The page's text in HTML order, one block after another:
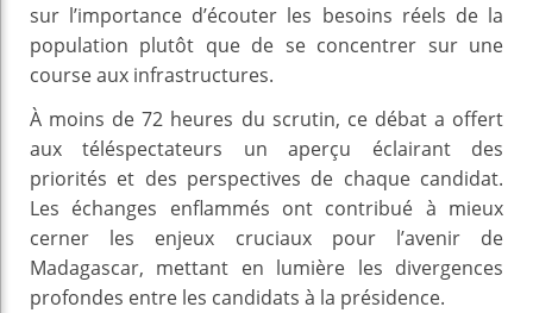
sur l’importance d’écouter les besoins réels de la
population plutôt que de se concentrer sur une
course aux infrastructures.
À moins de 72 heures du scrutin, ce débat a offert
aux téléspectateurs un aperçu éclairant des
priorités et des perspectives de chaque candidat.
Les échanges enflammés ont contribué à mieux
cerner les enjeux cruciaux pour l’avenir de
Madagascar, mettant en lumière les divergences
profondes entre les candidats à la présidence.